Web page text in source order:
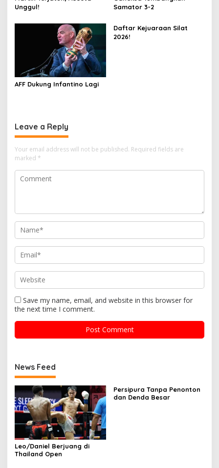
Unggul!
Samator 3-2
AFF Dukung Infantino Lagi
Daftar Kejuaraan Silat
2026!
Leave a Reply
Your email address will not be published. Required fields are
marked *
Save my name, email, and website in this browser for
the next time I comment.
News Feed
Leo/Daniel Berjuang di
Thailand Open
Persipura Tanpa Penonton
dan Denda Besar